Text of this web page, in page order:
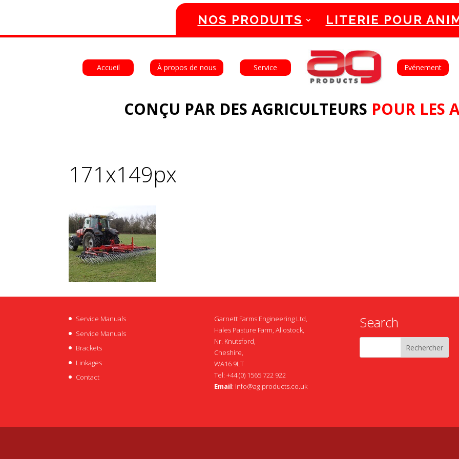
English Français
Accueil À propos de nous Service Evénement
CONÇU PAR DES AGRICULTEURS POUR LES
NOS PRODUITS LITERIE POUR
171x149px
Service Manuals
Service Manuals
Brackets
Linkages
Contact
Garnett Farms Engineering Ltd,
Hales Pasture Farm, Allostock,
Nr. Knutsford,
Cheshire,
WA16 9LT
Tel: +44 (0) 1565 722 922
Email: info@ag-products.co.uk
Search